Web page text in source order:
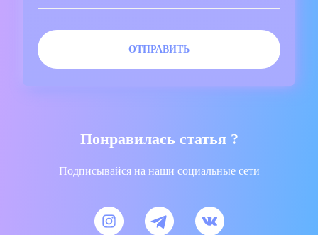
Понравилась статья ?
Подписывайся на наши социальные сети